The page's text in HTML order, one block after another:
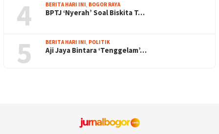
4 BERITA HARI INI, BOGOR RAYA
BPTJ ‘Nyerah’ Soal Biskita T…
5 BERITA HARI INI, POLITIK
Aji Jaya Bintara ‘Tenggelam’…